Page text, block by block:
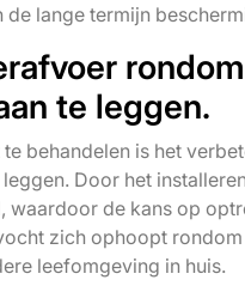
lange termijn
te leggen.
behandelen is het
Door het
de kans op
zich ophoopt
leefomgeving in huis.